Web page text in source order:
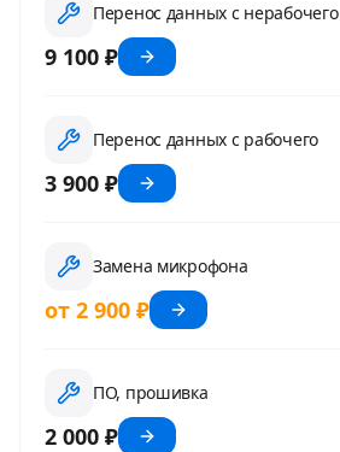
Перенос данных с нерабочего
9 100 ₽
Перенос данных с рабочего
3 900 ₽
Замена микрофона
от 2 900 ₽
ПО, прошивка
2 000 ₽